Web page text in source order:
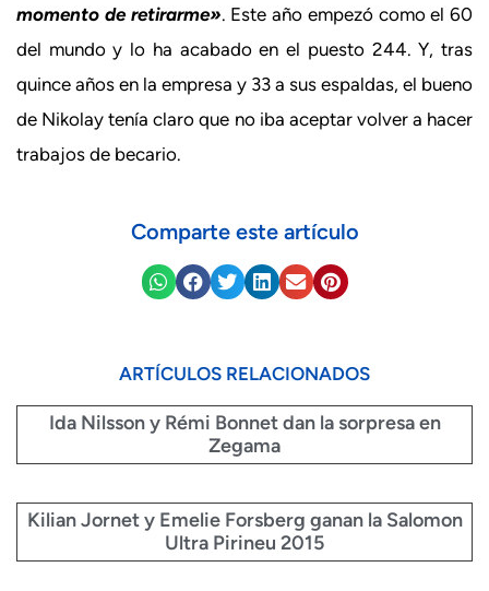
momento de retirarme». Este año empezó como el 60
del mundo y lo ha acabado en el puesto 244. Y, tras
quince años en la empresa y 33 a sus espaldas, el bueno
de Nikolay tenía claro que no iba aceptar volver a hacer
trabajos de becario.
Comparte este artículo
ARTÍCULOS RELACIONADOS
Ida Nilsson y Rémi Bonnet dan la sorpresa en
Zegama
Kilian Jornet y Emelie Forsberg ganan la Salomon
Ultra Pirineu 2015